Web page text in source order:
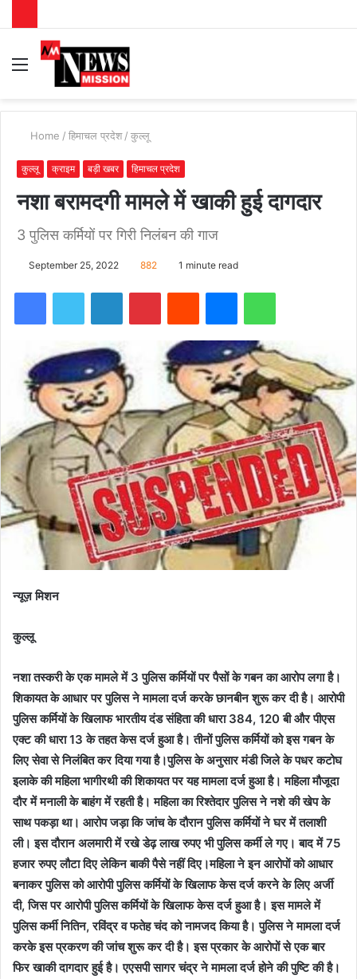
Menu
Home / हिमाचल प्रदेश / कुल्लू
कुल्लू क्राइम बड़ी खबर हिमाचल प्रदेश
नशा बरामदगी मामले में खाकी हुई दागदार
3 पुलिस कर्मियों पर गिरी निलंबन की गाज
September 25, 2022 882 1 minute read
न्यूज़ मिशन
कुल्लू
नशा तस्करी के एक मामले में 3 पुलिस कर्मियों पर पैसों के गबन का आरोप लगा है।
शिकायत के आधार पर पुलिस ने मामला दर्ज करके छानबीन शुरू कर दी है। आरोपी
पुलिस कर्मियों के खिलाफ भारतीय दंड संहिता की धारा 384, 120 बी और पीएस
एक्ट की धारा 13 के तहत केस दर्ज हुआ है। तीनों पुलिस कर्मियों को इस गबन के
लिए सेवा से निलंबित कर दिया गया है।पुलिस के अनुसार मंडी जिले के पधर कटोघ
इलाके की महिला भागीरथी की शिकायत पर यह मामला दर्ज हुआ है। महिला मौजूदा
दौर में मनाली के बाहंग में रहती है। महिला का रिश्तेदार पुलिस ने नशे की खेप के
साथ पकड़ा था। आरोप जड़ा कि जांच के दौरान पुलिस कर्मियों ने घर में तलाशी
ली। इस दौरान अलमारी में रखे डेढ़ लाख रुपए भी पुलिस कर्मी ले गए। बाद में 75
हजार रुपए लौटा दिए लेकिन बाकी पैसे नहीं दिए।महिला ने इन आरोपों को आधार
बनाकर पुलिस को आरोपी पुलिस कर्मियों के खिलाफ केस दर्ज करने के लिए अर्जी
दी, जिस पर आरोपी पुलिस कर्मियों के खिलाफ केस दर्ज हुआ है। इस मामले में
पुलिस कर्मी नितिन, रविंद्र व फतेह चंद को नामजद किया है। पुलिस ने मामला दर्ज
करके इस प्रकरण की जांच शुरू कर दी है। इस प्रकार के आरोपों से एक बार
फिर खाकी दागदार हुई है। एएसपी सागर चंद्र ने मामला दर्ज होने की पुष्टि की है।